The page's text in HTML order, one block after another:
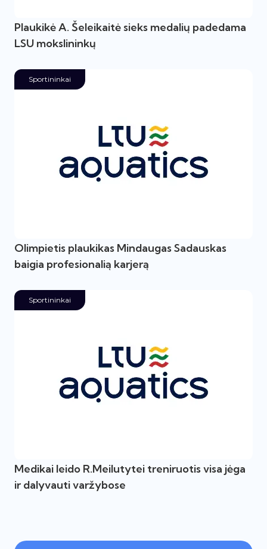
Plaukikė A. Šeleikaitė sieks medalių padedama
LSU mokslininkų
Sportininkai
Olimpietis plaukikas Mindaugas Sadauskas
baigia profesionalią karjerą
Sportininkai
Medikai leido R.Meilutytei treniruotis visa jėga
ir dalyvauti varžybose